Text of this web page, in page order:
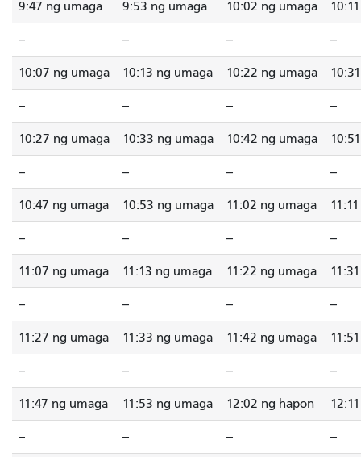
9:47 ng umaga 9:53 ng umaga 10:02 ng umaga
-- -- -- --
10:07 ng umaga 10:13 ng umaga 10:22 ng umaga
-- -- -- --
10:27 ng umaga 10:33 ng umaga 10:42 ng umaga
-- -- -- --
10:47 ng umaga 10:53 ng umaga 11:02 ng umaga
-- -- -- --
11:07 ng umaga 11:13 ng umaga 11:22 ng umaga
-- -- -- --
11:27 ng umaga 11:33 ng umaga 11:42 ng umaga
-- -- -- --
11:47 ng umaga 11:53 ng umaga 12:02 ng hapon
-- -- -- --